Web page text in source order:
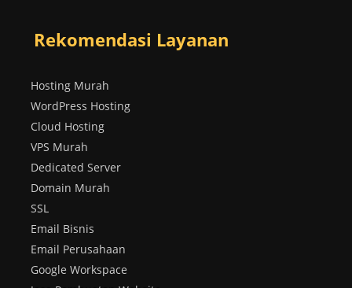
Rekomendasi Layanan
Hosting Murah
WordPress Hosting
Cloud Hosting
VPS Murah
Dedicated Server
Domain Murah
SSL
Email Bisnis
Email Perusahaan
Google Workspace